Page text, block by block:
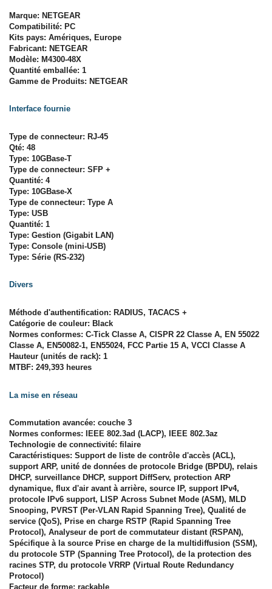
Marque: NETGEAR
Compatibilité: PC
Kits pays: Amériques, Europe
Fabricant: NETGEAR
Modèle: M4300-48X
Quantité emballée: 1
Gamme de Produits: NETGEAR
Interface fournie
Type de connecteur: RJ-45
Qté: 48
Type: 10GBase-T
Type de connecteur: SFP +
Quantité: 4
Type: 10GBase-X
Type de connecteur: Type A
Type: USB
Quantité: 1
Type: Gestion (Gigabit LAN)
Type: Console (mini-USB)
Type: Série (RS-232)
Divers
Méthode d'authentification: RADIUS, TACACS +
Catégorie de couleur: Black
Normes conformes: C-Tick Classe A, CISPR 22 Classe A, EN 55022
Classe A, EN50082-1, EN55024, FCC Partie 15 A, VCCI Classe A
Hauteur (unités de rack): 1
MTBF: 249,393 heures
La mise en réseau
Commutation avancée: couche 3
Normes conformes: IEEE 802.3ad (LACP), IEEE 802.3az
Technologie de connectivité: filaire
Caractéristiques: Support de liste de contrôle d'accès (ACL),
support ARP, unité de données de protocole Bridge (BPDU), relais
DHCP, surveillance DHCP, support DiffServ, protection ARP
dynamique, flux d'air avant à arrière, source IP, support IPv4,
protocole IPv6 support, LISP Across Subnet Mode (ASM), MLD
Snooping, PVRST (Per-VLAN Rapid Spanning Tree), Qualité de
service (QoS), Prise en charge RSTP (Rapid Spanning Tree
Protocol), Analyseur de port de commutateur distant (RSPAN),
Spécifique à la source Prise en charge de la multidiffusion (SSM),
du protocole STP (Spanning Tree Protocol), de la protection des
racines STP, du protocole VRRP (Virtual Route Redundancy
Protocol)
Facteur de forme: rackable